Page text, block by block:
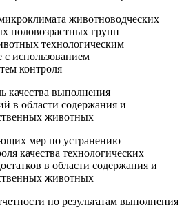
животноводческих
половозрастных групп
технологическим
с использованием
контроля
качества выполнения
в области содержания и
животных
мер по устранению
качества технологических
в области содержания и
животных
по результатам выполнения